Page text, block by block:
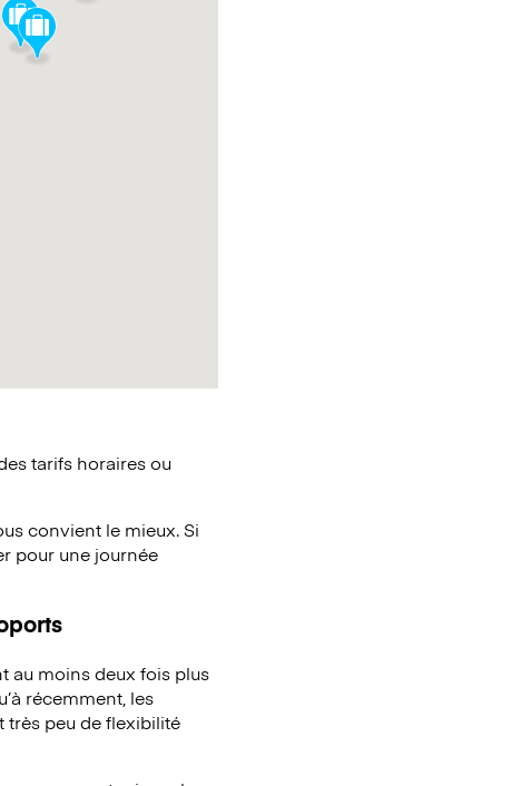
tarifs horaires ou
convient le mieux. Si
pour une journée
au moins deux fois plus
récemment, les
très peu de flexibilité